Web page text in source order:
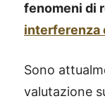
fenomeni di
interferenza
Sono
valutazione